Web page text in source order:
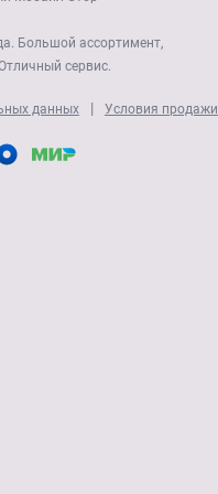
Большой ассортимент,
сервис.
данных | Условия продажи